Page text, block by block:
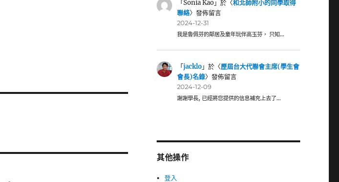
「Sonia Kao」於〈和北師附小的同學取得
聯絡〉發佈留言
2024-12-31
我是魯佩芬的鄰居及童年玩伴高玉芬， 只知…
「jacklo」於〈歷屆台大代聯會主席(學生會
會長)名錄〉發佈留言
2024-12-09
謝謝學長, 已經將您提供的信息補充上去了…
其他操作
登入